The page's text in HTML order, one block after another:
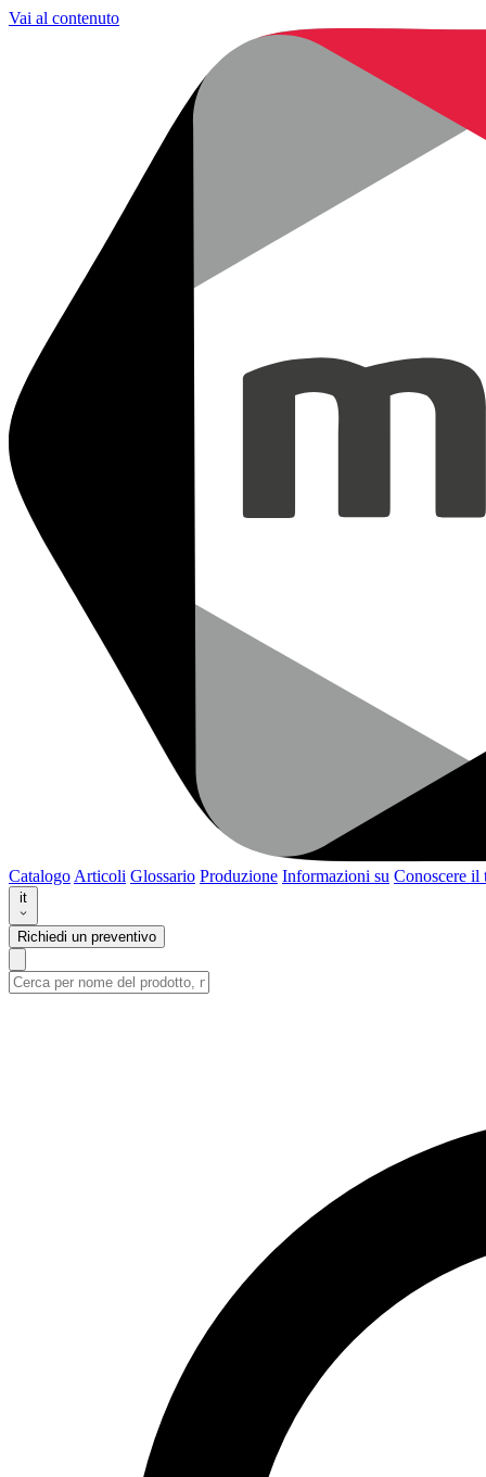
Vai al contenuto
Catalogo Articoli Glossario Produzione Informazioni su Conoscere il
it
Richiedi un preventivo